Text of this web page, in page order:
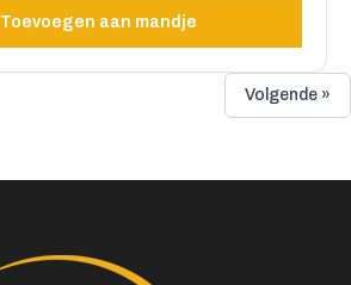
Toevoegen aan mandje
Volgende »